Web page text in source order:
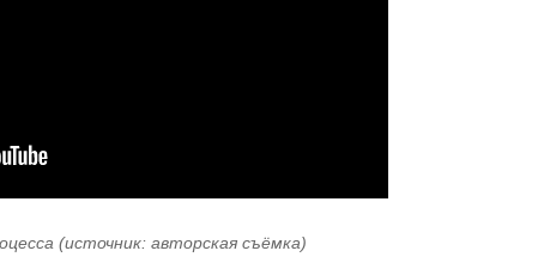
(источник: авторская съёмка)